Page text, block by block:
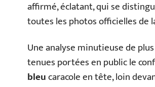
affirmé, éclatant, qui se
toutes les photos officielles de
Une analyse minutieuse de
tenues portées en public le
bleucaracole en tête, loin